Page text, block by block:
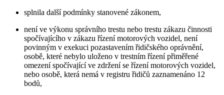
splnila další podmínky stanovené zákonem,
není ve výkonu správního trestu nebo trestu zákazu činnosti
spočívajícího v zákazu řízení motorových vozidel, není
povinným v exekuci pozastavením řidičského oprávnění,
osobě, které nebylo uloženo v trestním řízení přiměřené
omezení spočívající ve zdržení se řízení motorových vozidel,
nebo osobě, která nemá v registru řidičů zaznamenáno 12
bodů,